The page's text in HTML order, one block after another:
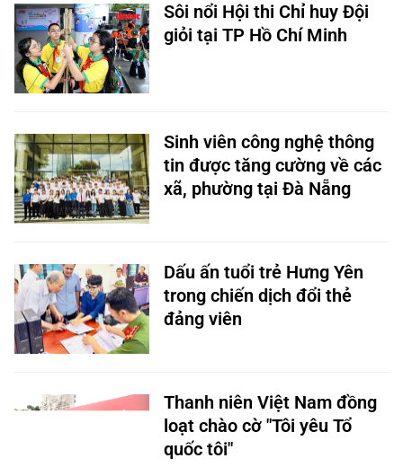
Sôi nổi Hội thi Chỉ huy Đội
giỏi tại TP Hồ Chí Minh
Sinh viên công nghệ thông
tin được tăng cường về các
xã, phường tại Đà Nẵng
Dấu ấn tuổi trẻ Hưng Yên
trong chiến dịch đổi thẻ
đảng viên
Thanh niên Việt Nam đồng
loạt chào cờ "Tôi yêu Tổ
quốc tôi"